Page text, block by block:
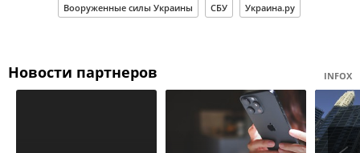
Вооруженные силы Украины СБУ Украина.ру
Новости партнеров INFOX